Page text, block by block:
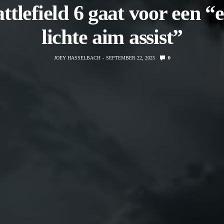
6 gaat voor een
lichte aim assist”
JOEY HASSELBACH SEPTEMBER 22, 2025 0